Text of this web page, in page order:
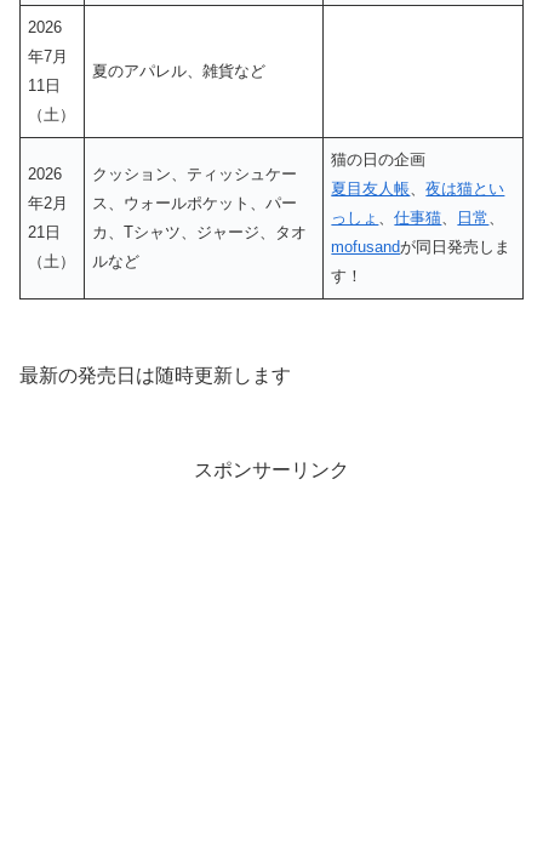
2026
年7月
11日
（土）
夏のアパレル、雑貨など
2026
年2月
21日
（土）
クッション、ティッシュケー
ス、ウォールポケット、パー
カ、Tシャツ、ジャージ、タオ
ルなど
猫の日の企画
夏目友人帳、夜は猫とい
っしょ 、仕事猫、 日常、
mofusandが同日発売しま
す！
最新の発売日は随時更新します
スポンサーリンク